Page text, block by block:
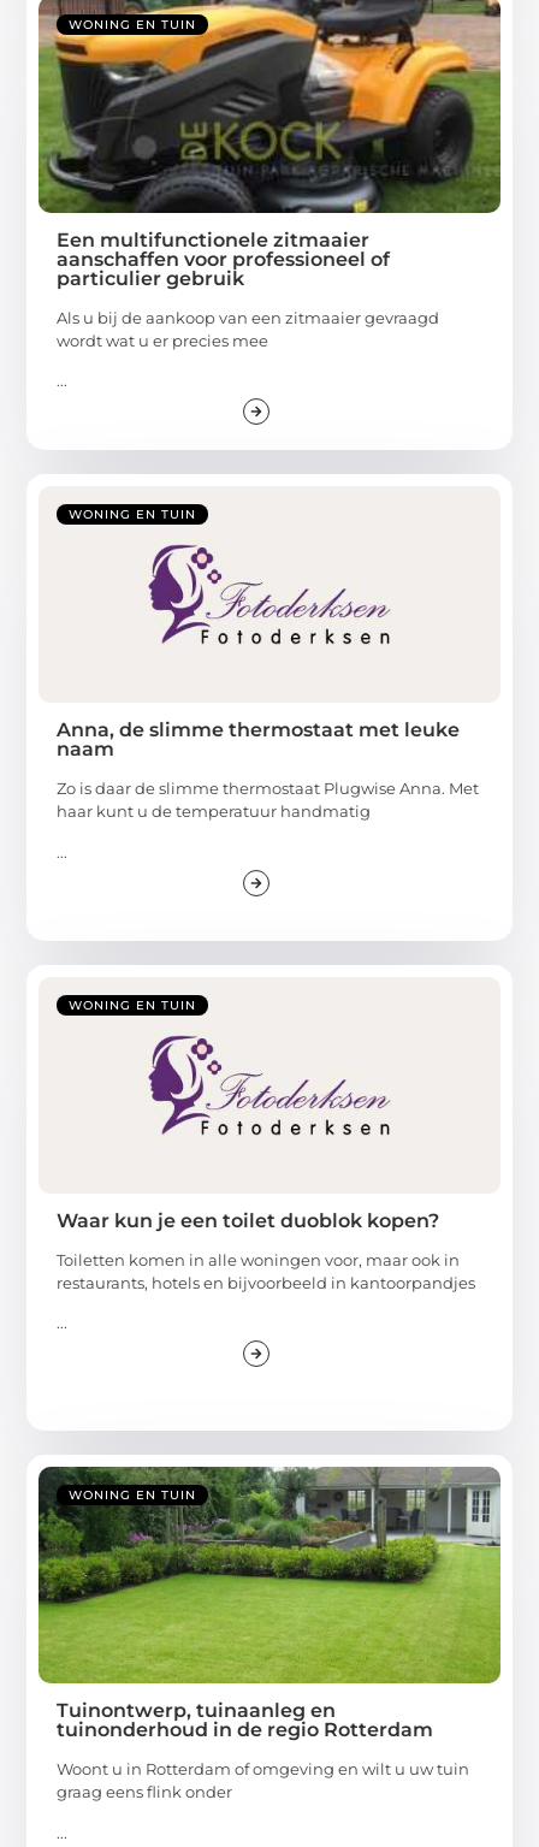
WONING EN TUIN
Een multifunctionele zitmaaier
aanschaffen voor professioneel of
particulier gebruik
Als u bij de aankoop van een zitmaaier gevraagd
wordt wat u er precies mee
...
WONING EN TUIN
Anna, de slimme thermostaat met leuke
naam
Zo is daar de slimme thermostaat Plugwise Anna. Met
haar kunt u de temperatuur handmatig
...
WONING EN TUIN
Waar kun je een toilet duoblok kopen?
Toiletten komen in alle woningen voor, maar ook in
restaurants, hotels en bijvoorbeeld in kantoorpandjes
...
WONING EN TUIN
Tuinontwerp, tuinaanleg en
tuinonderhoud in de regio Rotterdam
Woont u in Rotterdam of omgeving en wilt u uw tuin
graag eens flink onder
...